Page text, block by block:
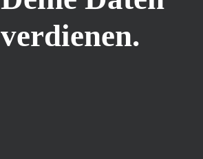
verdienen.